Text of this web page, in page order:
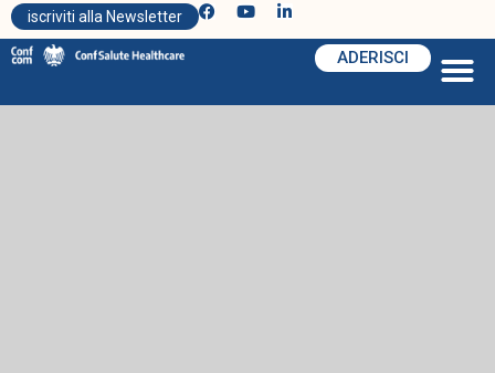
iscriviti alla Newsletter
ADERISCI